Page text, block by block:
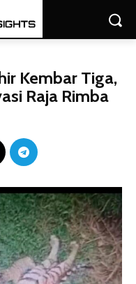
Kembar Tiga,
Raja Rimba